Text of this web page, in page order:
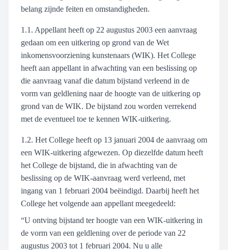
belang zijnde feiten en omstandigheden.
1.1. Appellant heeft op 22 augustus 2003 een aanvraag
gedaan om een uitkering op grond van de Wet
inkomensvoorziening kunstenaars (WIK). Het College
heeft aan appellant in afwachting van een beslissing op
die aanvraag vanaf die datum bijstand verleend in de
vorm van geldlening naar de hoogte van de uitkering op
grond van de WIK. De bijstand zou worden verrekend
met de eventueel toe te kennen WIK-uitkering.
1.2. Het College heeft op 13 januari 2004 de aanvraag om
een WIK-uitkering afgewezen. Op diezelfde datum heeft
het College de bijstand, die in afwachting van de
beslissing op de WIK-aanvraag werd verleend, met
ingang van 1 februari 2004 beëindigd. Daarbij heeft het
College het volgende aan appellant meegedeeld:
“U ontving bijstand ter hoogte van een WIK-uitkering in
de vorm van een geldlening over de periode van 22
augustus 2003 tot 1 februari 2004. Nu u alle